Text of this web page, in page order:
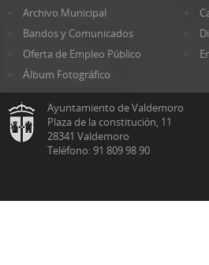
Archivo Municipal
Bandos y Comunicados
Oferta de Empleo Público
Álbum Fotográfico
Ayuntamiento de Valdemoro
Plaza de la constitución, 11
28341 Valdemoro
Teléfono: 91 809 98 90